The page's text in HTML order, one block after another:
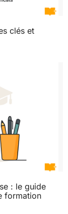
clés et
: le guide
formation